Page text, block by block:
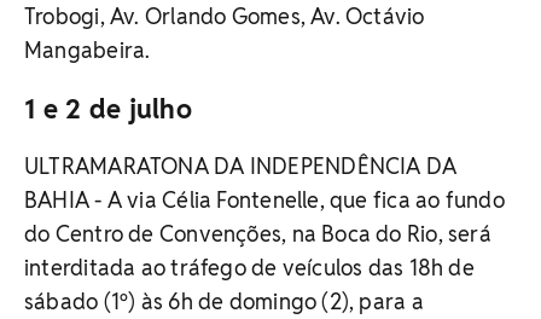
Trobogi, Av. Orlando Gomes, Av. Octávio
Mangabeira.
1 e 2 de julho
ULTRAMARATONA DA INDEPENDÊNCIA DA
BAHIA - A via Célia Fontenelle, que fica ao fundo
do Centro de Convenções, na Boca do Rio, será
interditada ao tráfego de veículos das 18h de
sábado (1º) às 6h de domingo (2), para a